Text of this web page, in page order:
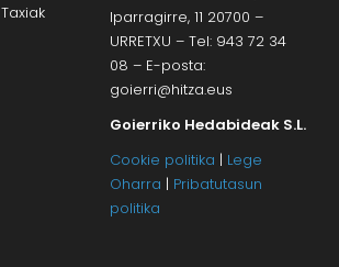
Taxiak
Iparragirre, 11 20700 –
URRETXU – Tel: 943 72 34
08 – E-posta:
goierri@hitza.eus
Goierriko Hedabideak S.L.
Cookie politika | Lege
Oharra | Pribatutasun
politika